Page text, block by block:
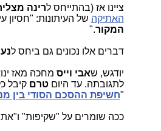
ציינו אז (בהתייחס לרינה
האתיקה של העיתונות: "חסיון עיתונאי, 22. לא יגלו עיתון ועיתונאי מידע שנמסר להם בתנאי שיישאר חסוי
המקור."
דברים אלו נכונים גם ביחס ל
יודגש, שאבי וייס מחכה מאז ינואר 2021,
לתגובתה. עד היוםטרםקיבל
"חשיפת ההסכם הסודי בין
ככה שומרים על "שקיפות"